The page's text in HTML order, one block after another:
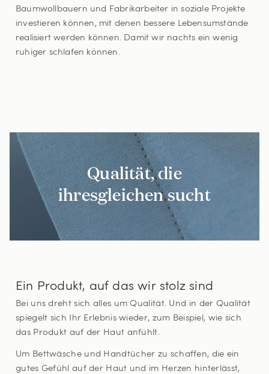
Baumwollbauern und Fabrikarbeiter in soziale Projekte
investieren können, mit denen bessere Lebensumstände
realisiert werden können. Damit wir nachts ein wenig
ruhiger schlafen können.
Qualität, die
ihresgleichen sucht
Ein Produkt, auf das wir stolz sind
Bei uns dreht sich alles um Qualität. Und in der Qualität
spiegelt sich Ihr Erlebnis wieder, zum Beispiel, wie sich
das Produkt auf der Haut anfühlt.
Um Bettwäsche und Handtücher zu schaffen, die ein
gutes Gefühl auf der Haut und im Herzen hinterlässt,